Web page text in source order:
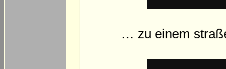
… zu einem